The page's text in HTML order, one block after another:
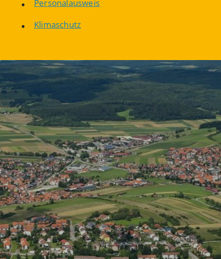
Personalausweis
Klimaschutz